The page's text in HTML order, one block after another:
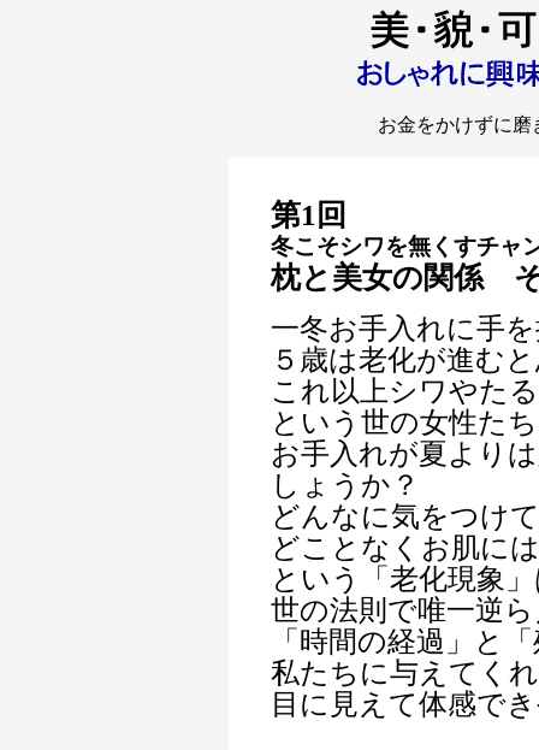
お金をかけずに
第1回
冬こそシワを無くすチャ
枕と美女の関係
一冬お手入れに手
５歳は老化が進む
これ以上シワやた
という世の女性た
お手入れが夏より
しょうか？
どんなに気をつけ
どことなくお肌に
という「老化現象
世の法則で唯一逆
「時間の経過」と
私たちに与えてく
目に見えて体感で